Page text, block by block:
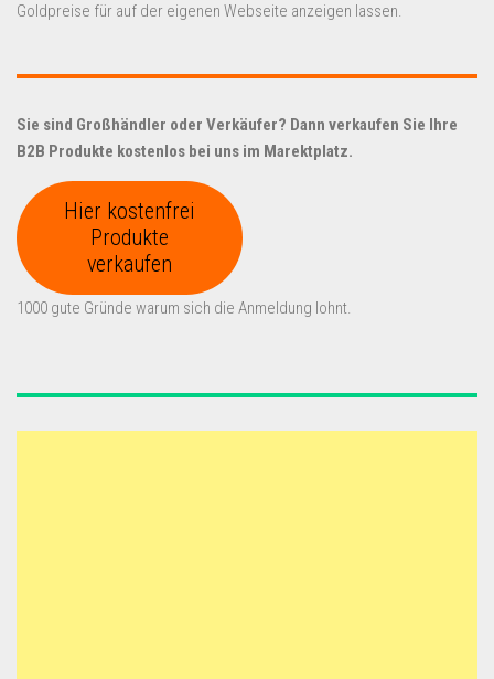
Goldpreise für auf der eigenen Webseite anzeigen lassen.
Sie sind Großhändler oder Verkäufer? Dann verkaufen Sie Ihre
B2B Produkte kostenlos bei uns im Marektplatz.
Hier kostenfrei
Produkte
verkaufen
1000 gute Gründe warum sich die Anmeldung lohnt.